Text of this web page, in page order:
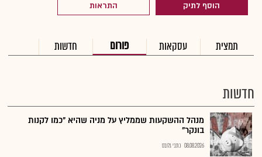
הוסף לתיק התראות
תמצית עסקאות פורום חדשות
חדשות
מנהל ההשקעות שממליץ על מניה שהיא "כמו לקנות
בונקר"
08.08.2026 כתבי גלובס